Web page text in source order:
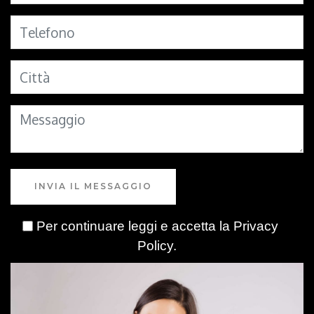
INVIA IL MESSAGGIO
Per continuare leggi e accetta la Privacy
Policy.